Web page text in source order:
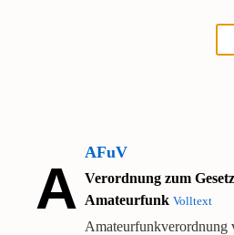
A
AFuV
Verordnung zum
AmateurfunkVolltext
Amateurfunkverordnung